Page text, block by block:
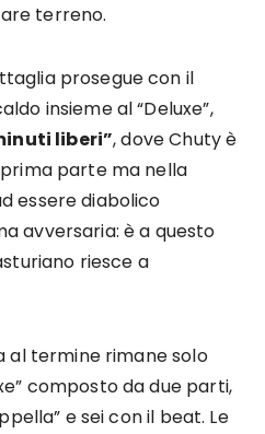
terreno.
prosegue con il
insieme al “Deluxe”,
liberi”, dove Chuty è
parte ma nella
essere diabolico
avversaria: è a questo
riesce a
al termine rimane solo
composto da due parti,
e sei con il beat. Le